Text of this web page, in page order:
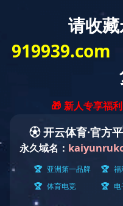
汇润机械—— 高压流体控制